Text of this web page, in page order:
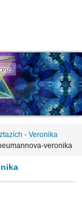
- Veronika
veronika